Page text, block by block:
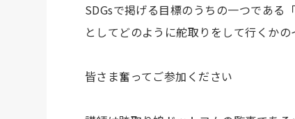
SDGsで掲げる目標のうちの一つである
としてどのように舵取りをして行くか
皆さま奮ってご参加ください